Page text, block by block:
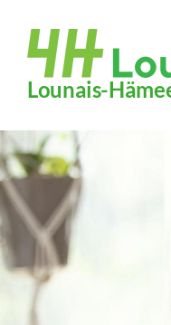
sivun
sisältöön
Lounais-